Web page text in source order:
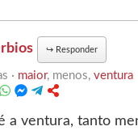
↪ Responder
· maior, menos,ventura
a ventura, tanto